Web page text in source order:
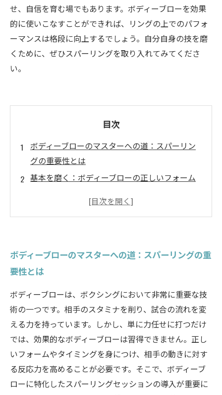
せ、自信を育む場でもあります。ボディーブローを効果
的に使いこなすことができれば、リングの上でのパフォ
ーマンスは格段に向上するでしょう。自分自身の技を磨
くために、ぜひスパーリングを取り入れてみてくださ
い。
目次
ボディーブローのマスターへの道：スパーリン
グの重要性とは
基本を磨く：ボディーブローの正しいフォーム
反応力を強化：相手の動きに対する適切な対応
スパーリングセッションの効果：あなたの技術
が向上する理由
ボディーブローを極めて、リングでのパフォー
マンスを向上させよう！
ボディーブローのマスターへの道：スパーリングの重
要性とは
ボディーブローは、ボクシングにおいて非常に重要な技
術の一つです。相手のスタミナを削り、試合の流れを変
える力を持っています。しかし、単に力任せに打つだけ
では、効果的なボディーブローは習得できません。正し
いフォームやタイミングを身につけ、相手の動きに対す
る反応力を高めることが必要です。そこで、ボディーブ
ローに特化したスパーリングセッションの導入が重要に